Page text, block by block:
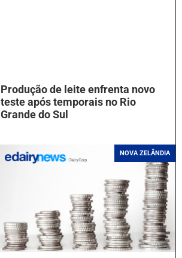
Produção de leite enfrenta novo
teste após temporais no Rio
Grande do Sul
NOVA ZELÂNDIA